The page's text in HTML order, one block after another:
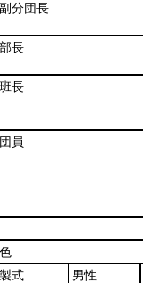
副分団長
部長
班長
団員
色
製式
男性